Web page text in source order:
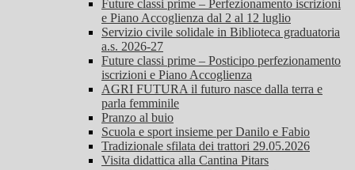
Future classi prime – Perfezionamento iscrizioni
e Piano Accoglienza dal 2 al 12 luglio
Servizio civile solidale in Biblioteca graduatoria
a.s. 2026-27
Future classi prime – Posticipo perfezionamento
iscrizioni e Piano Accoglienza
AGRI FUTURA il futuro nasce dalla terra e
parla femminile
Pranzo al buio
Scuola e sport insieme per Danilo e Fabio
Tradizionale sfilata dei trattori 29.05.2026
Visita didattica alla Cantina Pitars